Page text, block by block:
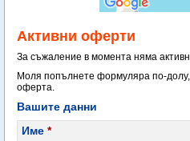
Активни оферти
За съжаление в момента няма
Моля попълнете формуляра по-
оферта.
Вашите данни
Име *